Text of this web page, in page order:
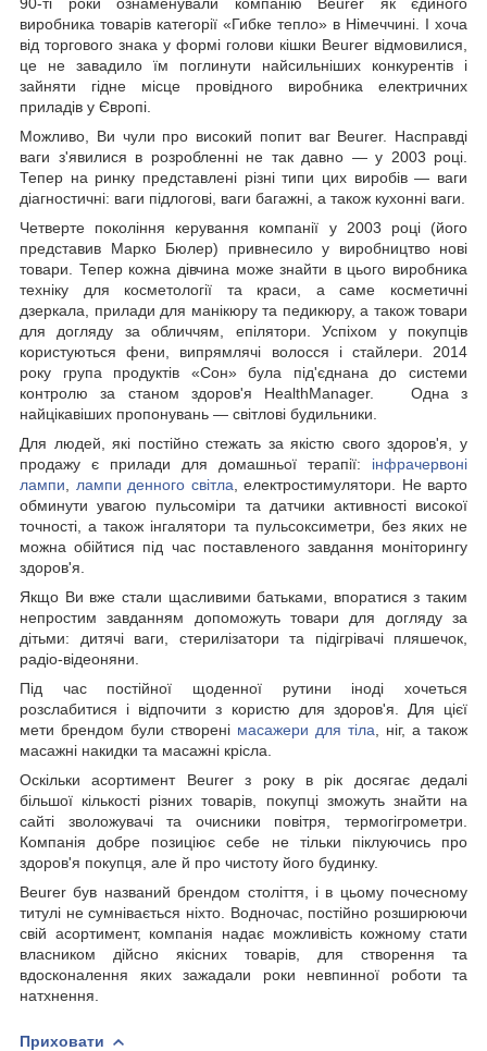
виробника товарів категорії «Гибке тепло» в Німеччині. І хоча
від торгового знака у формі голови кішки Beurer відмовилися,
це не завадило їм поглинути найсильніших конкурентів і
зайняти гідне місце провідного виробника електричних
приладів у Європі.
Можливо, Ви чули про високий попит ваг Beurer. Насправді
ваги з'явилися в розробленні не так давно — у 2003 році.
Тепер на ринку представлені різні типи цих виробів — ваги
діагностичні: ваги підлогові, ваги багажні, а також кухонні ваги.
Четверте покоління керування компанії у 2003 році (його
представив Марко Бюлер) привнесило у виробництво нові
товари. Тепер кожна дівчина може знайти в цього виробника
техніку для косметології та краси, а саме косметичні
дзеркала, прилади для манікюру та педикюру, а також товари
для догляду за обличчям, епілятори. Успіхом у покупців
користуються фени, випрямлячі волосся і стайлери. 2014
року група продуктів «Сон» була під'єднана до системи
контролю за станом здоров'я HealthManager. Одна з
найцікавіших пропонувань — світлові будильники.
Для людей, які постійно стежать за якістю свого здоров'я, у
продажу є прилади для домашньої терапії: інфрачервоні
лампи
лампи денного світла , електростимулятори. Не варто
обминути увагою пульсоміри та датчики активності високої
точності, а також інгалятори та пульсоксиметри, без яких не
можна обійтися під час поставленого завдання моніторингу
здоров'я.
Якщо Ви вже стали щасливими батьками, впоратися з таким
непростим завданням допоможуть товари для догляду за
дітьми: дитячі ваги, стерилізатори та підігрівачі пляшечок,
радіо-відеоняни.
Під час постійної щоденної рутини іноді хочеться
розслабитися і відпочити з користю для здоров'я. Для цієї
мети брендом були створені масажери для тіла , ніг, а також
масажні накидки та масажні крісла.
Оскільки асортимент Beurer з року в рік досягає дедалі
більшої кількості різних товарів, покупці зможуть знайти на
сайті зволожувачі та очисники повітря, термогігрометри.
Компанія добре позиціює себе не тільки піклуючись про
здоров'я покупця, але й про чистоту його будинку.
Beurer був названий брендом століття, і в цьому почесному
титулі не сумнівається ніхто. Водночас, постійно розширюючи
свій асортимент, компанія надає можливість кожному стати
власником дійсно якісних товарів, для створення та
вдосконалення яких зажадали роки невпинної роботи та
натхнення.
Приховати